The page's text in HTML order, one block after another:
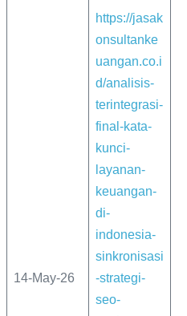
14-May-26
https://jasak
onsultanke
uangan.co.i
d/analisis-
terintegrasi-
final-kata-
kunci-
layanan-
keuangan-
di-
indonesia-
sinkronisasi
-strategi-
seo-